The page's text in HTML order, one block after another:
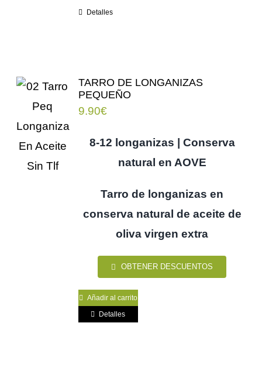
Detalles
TARRO DE LONGANIZAS
PEQUEÑO
9.90€
8-12 longanizas | Conserva
natural en AOVE
Tarro de longanizas en
conserva natural de aceite de
oliva virgen extra
OBTENER DESCUENTOS
Añadir al carrito
Detalles